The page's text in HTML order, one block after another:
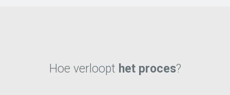
Hoe verloopt het proces?